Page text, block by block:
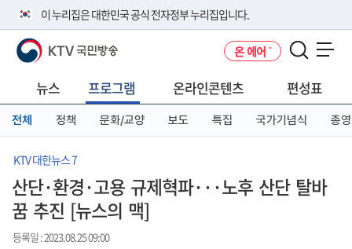
이 누리집은 대한민국 공식 전자정부 누리집입니다.
공식 누리집 주소 확인하기
니다.
이밖에 or.kr 또는 .kr등 다른 도메인 주소를 사용하고 있다면 아래 URL에
서 도메인 주소를 확인해 보세요
KTV 국민방송 온 에어
뉴스 프로그램 온라인콘텐츠 편성표
전체 정책 문화/교양 보도 특집 국가기념식 종영
KTV 대한뉴스 7
산단·환경·고용 규제혁파···노후 산단 탈바
꿈 추진 [뉴스의 맥]
등록일 : 2023.08.25 09:00